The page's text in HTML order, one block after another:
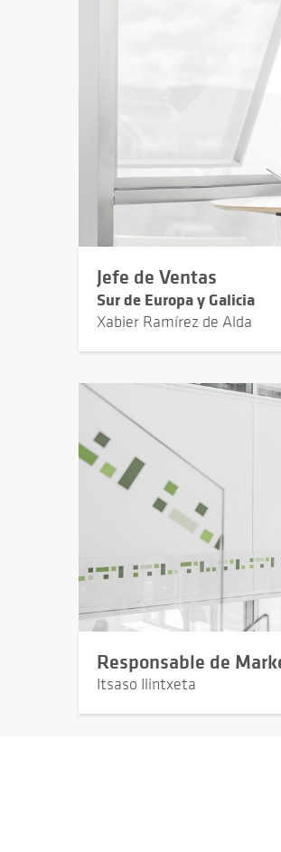
Jefe de Ventas
Sur de Europa y Galicia
Xabier Ramírez de Alda
Responsable de
Itsaso Ilintxeta